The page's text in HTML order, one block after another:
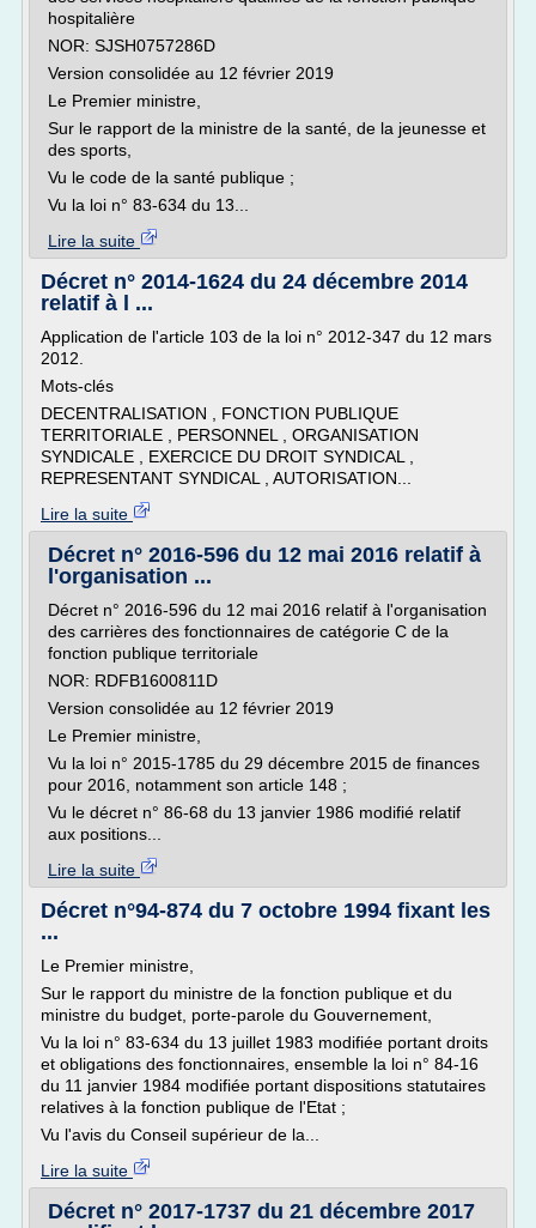
hospitalière
NOR: SJSH0757286D
Version consolidée au 12 février 2019
Le Premier ministre,
Sur le rapport de la ministre de la santé, de la jeunesse et
des sports,
Vu le code de la santé publique ;
Vu la loi n° 83-634 du 13...
Lire la suite
Décret n° 2014-1624 du 24 décembre 2014
relatif à l ...
Application de l'article 103 de la loi n° 2012-347 du 12 mars
2012.
Mots-clés
DECENTRALISATION , FONCTION PUBLIQUE
TERRITORIALE , PERSONNEL , ORGANISATION
SYNDICALE , EXERCICE DU DROIT SYNDICAL ,
REPRESENTANT SYNDICAL , AUTORISATION...
Lire la suite
Décret n° 2016-596 du 12 mai 2016 relatif à
l'organisation ...
Décret n° 2016-596 du 12 mai 2016 relatif à l'organisation
des carrières des fonctionnaires de catégorie C de la
fonction publique territoriale
NOR: RDFB1600811D
Version consolidée au 12 février 2019
Le Premier ministre,
Vu la loi n° 2015-1785 du 29 décembre 2015 de finances
pour 2016, notamment son article 148 ;
Vu le décret n° 86-68 du 13 janvier 1986 modifié relatif
aux positions...
Lire la suite
Décret n°94-874 du 7 octobre 1994 fixant les
...
Le Premier ministre,
Sur le rapport du ministre de la fonction publique et du
ministre du budget, porte-parole du Gouvernement,
Vu la loi n° 83-634 du 13 juillet 1983 modifiée portant droits
et obligations des fonctionnaires, ensemble la loi n° 84-16
du 11 janvier 1984 modifiée portant dispositions statutaires
relatives à la fonction publique de l'Etat ;
Vu l'avis du Conseil supérieur de la...
Lire la suite
Décret n° 2017-1737 du 21 décembre 2017